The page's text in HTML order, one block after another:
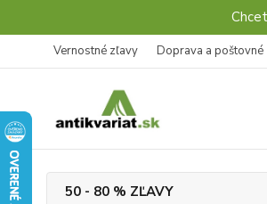
Vernostné zľavy Doprava a poštovné
50 - 80 % ZĽAVY